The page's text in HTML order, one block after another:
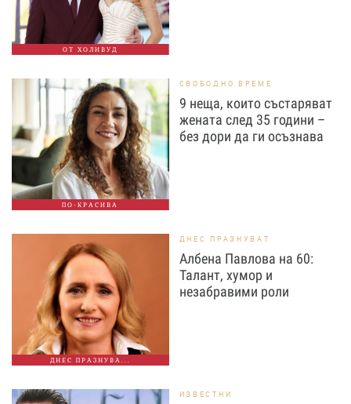
ОТ ХОЛИВУД
ПО-КРАСИВА
СВОБОДНО ВРЕМЕ
9 неща, които състаряват
жената след 35 години –
без дори да ги осъзнава
ДНЕС ПРАЗНУВА...
ДНЕС ПРАЗНУВАТ
Албена Павлова на 60:
Талант, хумор и
незабравими роли
ИЗВЕСТНИ